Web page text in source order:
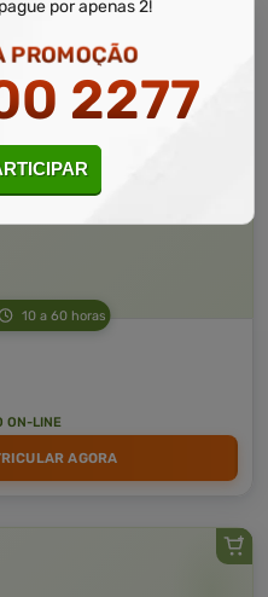
10 a 60 horas
ON-LINE
AGORA
por apenas 2!
PROMOÇÃO
2277